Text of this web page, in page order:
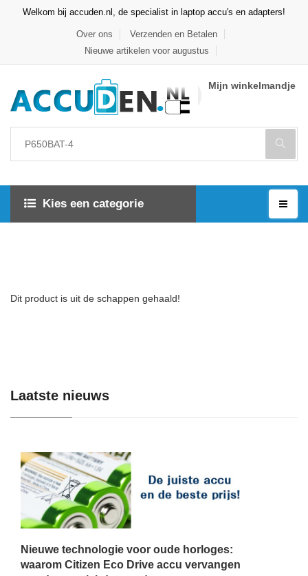
Welkom bij accuden.nl, de specialist in laptop accu's en adapters!
Over ons
Verzenden en Betalen
Nieuwe artikelen voor augustus
Mijn winkelmandje
Kies een categorie
Dit product is uit de schappen gehaald!
Laatste nieuws
Nieuwe technologie voor oude horloges:
waarom Citizen Eco Drive accu vervangen